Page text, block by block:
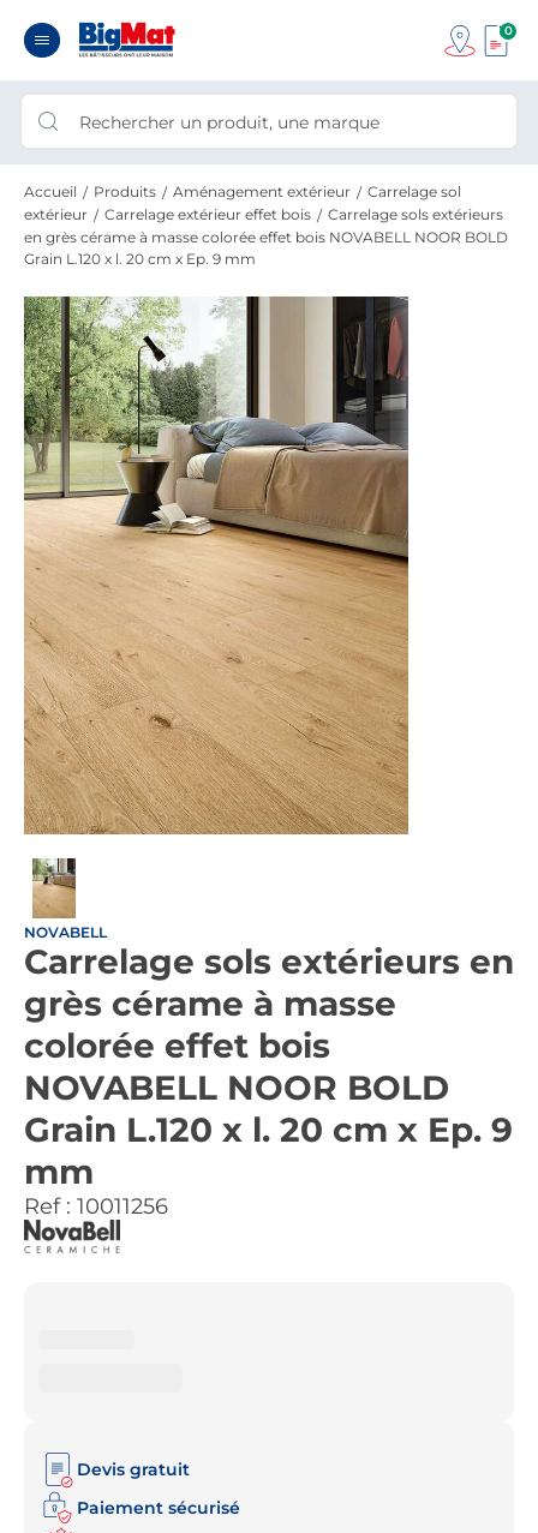
0
Accueil Produits Aménagement extérieur
Carrelage sol
extérieur
Carrelage extérieur effet bois
Carrelage sols extérieurs
en grès cérame à masse colorée effet bois NOVABELL NOOR BOLD
Grain L.120 x l. 20 cm x Ep. 9 mm
NOVABELL
Carrelage sols extérieurs en
grès cérame à masse
colorée effet bois
NOVABELL NOOR BOLD
Grain L.120 x l. 20 cm x Ep. 9
mm
Ref : 10011256
Devis gratuit
Paiement sécurisé